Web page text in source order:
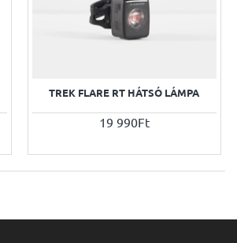
TREK FLARE RT HÁTSÓ LÁMPA
19 990Ft